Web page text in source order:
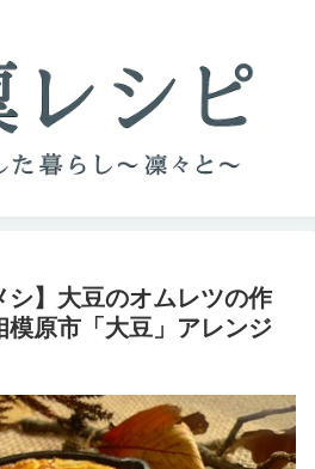
シ】大豆のオムレツの作
模原市「大豆」アレンジ